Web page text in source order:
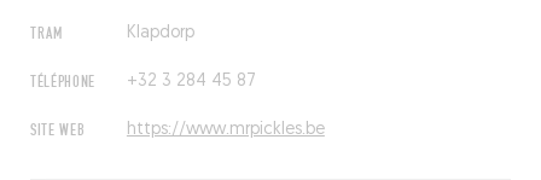
TRAM Klapdorp
TÉLÉPHONE +32 3 284 45 87
SITE WEB https://www.mrpickles.be